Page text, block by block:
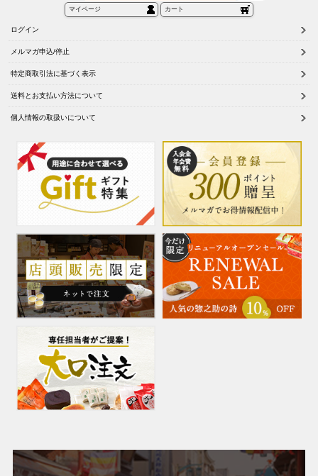
マイページ カート
ログイン
メルマガ申込/停止
特定商取引法に基づく表示
送料とお支払い方法について
個人情報の取扱いについて